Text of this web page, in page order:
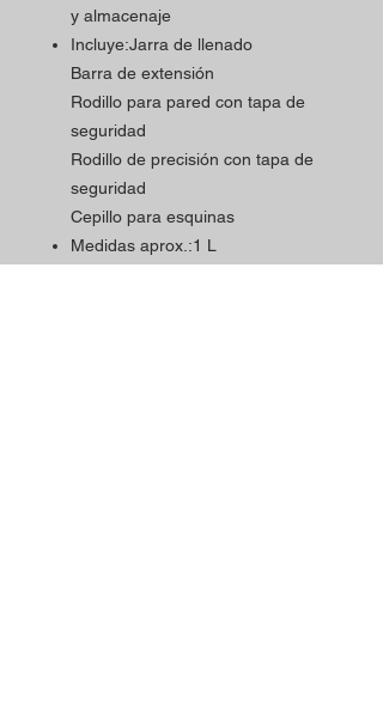
y almacenaje
Incluye:Jarra de llenado
Barra de extensión
Rodillo para pared con tapa de
seguridad
Rodillo de precisión con tapa de
seguridad
Cepillo para esquinas
Medidas aprox.:1 L